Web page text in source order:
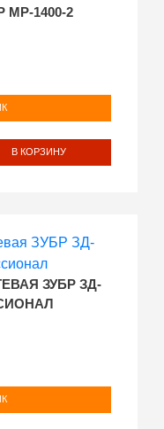
1400-2
В КОРЗИНУ
ЗУБР ЗД-